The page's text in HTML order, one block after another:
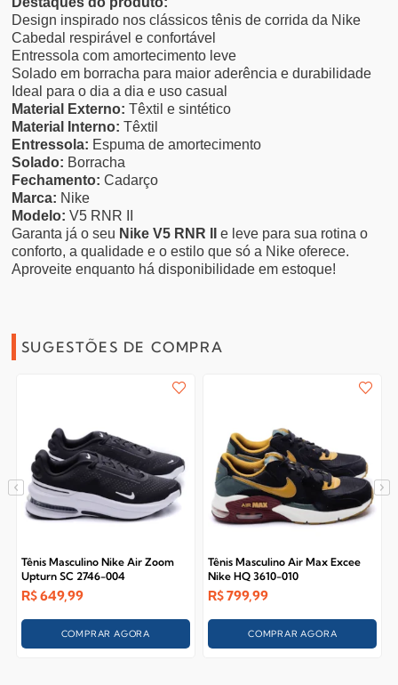
Design inspirado nos clássicos tênis de corrida da Nike
Cabedal respirável e confortável
Entressola com amortecimento leve
Solado em borracha para maior aderência e durabilidade
Ideal para o dia a dia e uso casual
Material Externo: Têxtil e sintético
Material Interno: Têxtil
Entressola: Espuma de amortecimento
Solado: Borracha
Fechamento: Cadarço
Marca: Nike
Modelo: V5 RNR II
Garanta já o seu Nike V5 RNR II
e leve para sua rotina o
conforto, a qualidade e o estilo que só a Nike oferece.
Aproveite enquanto há disponibilidade em estoque!
SUGESTÕES DE COMPRA
Tênis Masculino Nike Air Zoom
Upturn SC 2746-004
R$649,99
COMPRAR AGORA
Tênis Masculino Air Max Excee
Nike HQ 3610-010
R$799,99
COMPRAR AGORA